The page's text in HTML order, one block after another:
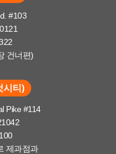
#103
건너편)
시티)
Pike #114
제과점과